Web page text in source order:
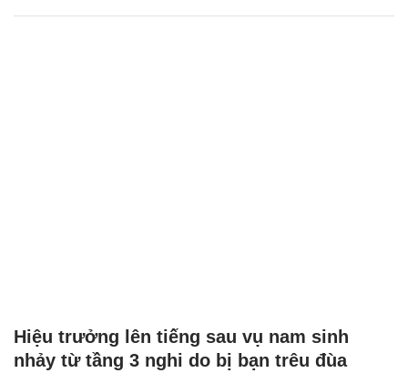
Hiệu trưởng lên tiếng sau vụ nam sinh
nhảy từ tầng 3 nghi do bị bạn trêu đùa